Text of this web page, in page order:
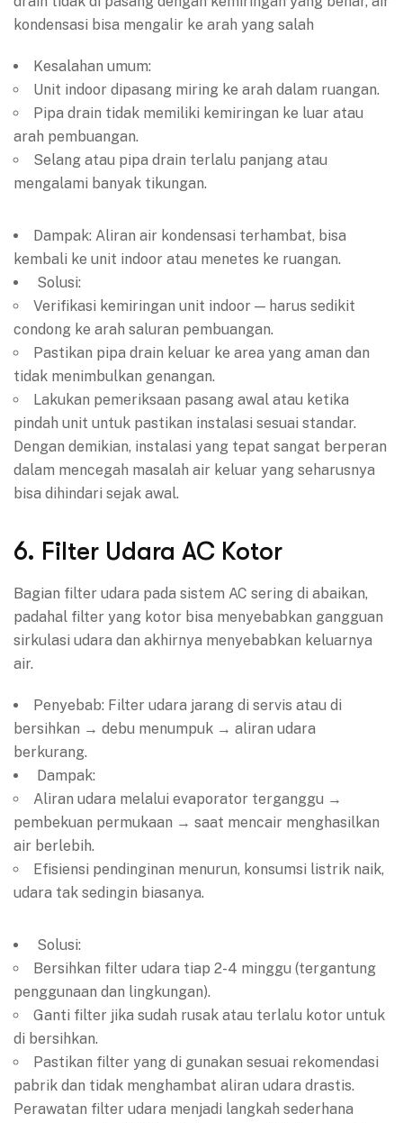
kondensasi bisa mengalir ke arah yang salah
Kesalahan umum:
Unit indoor dipasang miring ke arah dalam ruangan.
Pipa drain tidak memiliki kemiringan ke luar atau
arah pembuangan.
Selang atau pipa drain terlalu panjang atau
mengalami banyak tikungan.
Dampak: Aliran air kondensasi terhambat, bisa
kembali ke unit indoor atau menetes ke ruangan.
Solusi:
Verifikasi kemiringan unit indoor — harus sedikit
condong ke arah saluran pembuangan.
Pastikan pipa drain keluar ke area yang aman dan
tidak menimbulkan genangan.
Lakukan pemeriksaan pasang awal atau ketika
pindah unit untuk pastikan instalasi sesuai standar.
Dengan demikian, instalasi yang tepat sangat berperan
dalam mencegah masalah air keluar yang seharusnya
bisa dihindari sejak awal.
6. Filter Udara AC Kotor
Bagian filter udara pada sistem AC sering di abaikan,
padahal filter yang kotor bisa menyebabkan gangguan
sirkulasi udara dan akhirnya menyebabkan keluarnya
air.
Penyebab: Filter udara jarang di servis atau di
bersihkan → debu menumpuk → aliran udara
berkurang.
Dampak:
Aliran udara melalui evaporator terganggu →
pembekuan permukaan → saat mencair menghasilkan
air berlebih.
Efisiensi pendinginan menurun, konsumsi listrik naik,
udara tak sedingin biasanya.
Solusi:
Bersihkan filter udara tiap 2-4 minggu (tergantung
penggunaan dan lingkungan).
Ganti filter jika sudah rusak atau terlalu kotor untuk
di bersihkan.
Pastikan filter yang di gunakan sesuai rekomendasi
pabrik dan tidak menghambat aliran udara drastis.
Perawatan filter udara menjadi langkah sederhana